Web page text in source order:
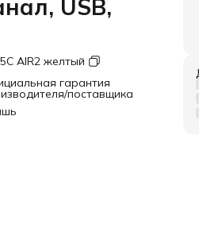
USB,
AIR2 желтый
гарантия
поставщика